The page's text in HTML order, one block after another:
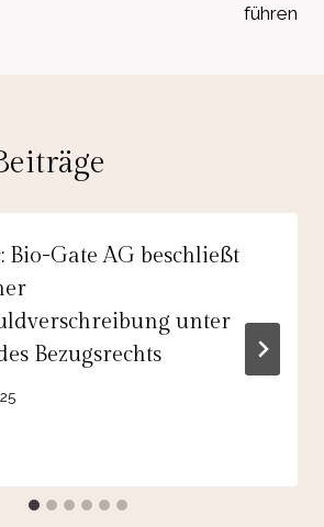
führen
Bio-Gate AG beschließt
unter
Bezugsrechts